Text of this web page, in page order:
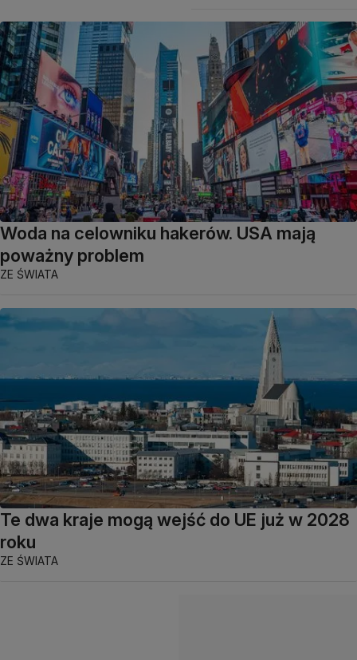
Woda na celowniku hakerów. USA mają
poważny problem
ZE ŚWIATA
Te dwa kraje mogą wejść do UE już w 2028
roku
ZE ŚWIATA